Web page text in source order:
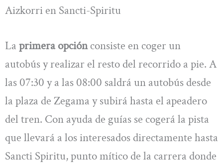
Aizkorri en Sancti-Spiritu
La primera opciónconsiste en coger un
autobús y realizar el resto del recorrido a pie. A
las 07:30 y a las 08:00 saldrá un autobús desde
la plaza de Zegama y subirá hasta el apeadero
del tren. Con ayuda de guías se cogerá la pista
que llevará a los interesados directamente hasta
Sancti Spiritu, punto mítico de la carrera donde